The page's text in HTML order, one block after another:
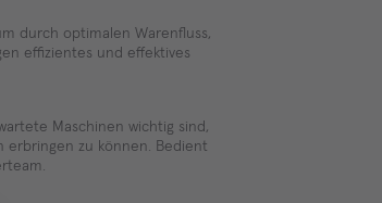
durch optimalen Warenfluss,
effizientes und effektives
Maschinen wichtig sind,
erbringen zu können. Bedient